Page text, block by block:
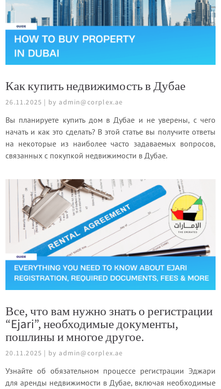
Как купить недвижимость в Дубае
26.11.2025 | by admin@corplex.ae
Вы планируете купить дом в Дубае и не уверены, с чего
начать и как это сделать? В этой статье вы получите ответы
на некоторые из наиболее часто задаваемых вопросов,
связанных с покупкой недвижимости в Дубае.
Все, что вам нужно знать о регистрации
“Ejari”, необходимые документы,
пошлины и многое другое.
20.11.2025 | by admin@corplex.ae
Узнайте об обязательном процессе регистрации Эджари
для аренды недвижимости в Дубае, включая необходимые